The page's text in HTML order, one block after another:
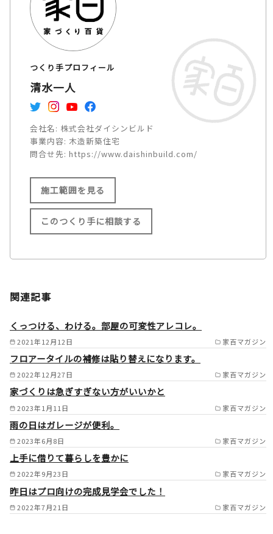
つくり手プロフィール
清水一人
会社名: 株式会社ダイシンビルド
事業内容: 木造新築住宅
問合せ先: https://www.daishinbuild.com/
施工範囲を見る
施工範囲
市/箕面市/池田市/川西市/宝塚
市/伊丹市/尼崎市/西宮市/芦屋
市/島本町/大山崎町/長岡京市/
京都市/宇治市/京田辺市/八幡
市/交野市/城陽市/寝屋川市/守
口市/門真市/東大阪市/堺市/和
市/八尾市/柏原市/大阪市/高石
市/和泉大津市/生駒市/奈良市/
大和郡山市/天理市/相楽郡/平
群郡 /
このつくり手に相談する
関連記事
2021年12月12日 家百マガジン
くっつける、わける。部屋の可変性アレコレ。
2022年12月27日 家百マガジン
フロアータイルの補修は貼り替えになります。
2023年1月11日 家百マガジン
家づくりは急ぎすぎない方がいいかと
2023年6月8日 家百マガジン
雨の日はガレージが便利。
2022年9月23日 家百マガジン
上手に借りて暮らしを豊かに
2022年7月21日 家百マガジン
昨日はプロ向けの完成見学会でした！